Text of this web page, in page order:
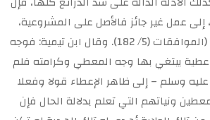
إلى عمل غير جائز فالأصل على المشروعية،
لكن مآله غير مشروع… (الموافقات (5/ 182). وقال ابن تيمية: فوجه
عطية يبتغي بها وجه المعطي وكرامته فلم
وسلم – إلى ظاهر الإعطاء قولا وفعلا
ونياتهم التي تعلم بدلالة الحال فإن